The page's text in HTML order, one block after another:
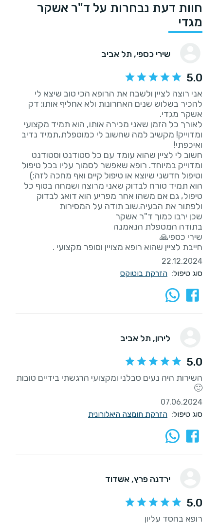
חוות דעת נבחרות על ד"ר אשקר
מגדי
שירי כספי, תל אביב
5.0
אני רוצה לציין ולשבח את הרופא הכי טוב שיצא לי
להכיר בשלוש שנים האחרונות ולא אחליף אותו: דק
לאורך כל הזמן שאני מכירה אותו, הוא תמיד מקצועי
ומדוייק! מקשיב למה שחשוב לי כמוטפלת,תמיד נדיב
חשוב לי לציין שהוא עומד עם כל סטודנט וסטודנט
ומדוייק במיוחד. רופא שאפשר לסמוך עליו בכל טיפול
הוא תמיד טורח לבדוק שאני מרוצה ושמחה בסוף כל
טיפול, גם אם משהו אחר מפריע הוא דואג לבדוק
חייבת לציין שהוא רופא מצויין וסופר מקצועי .
22.12.2024
סוג טיפול: הזרקת בוטוקס
לירון, תל אביב
5.0
השירות היה נעים סבלני ומקצועי הרגשתי בידיים טובות
🙂
07.06.2024
סוג טיפול: הזרקת חומצה היאלורונית
ירדנה פרץ, אשדוד
5.0
רופא בחסד עליון